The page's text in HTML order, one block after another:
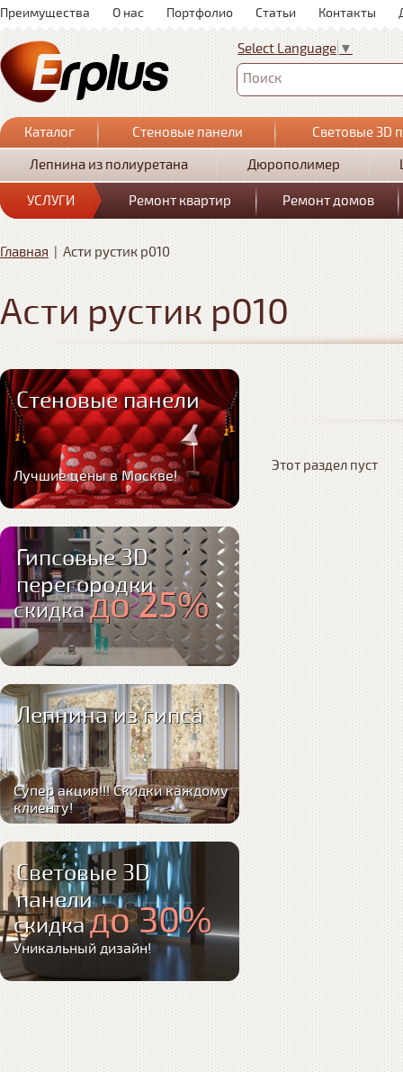
Преимущества О нас Портфолио Статьи Контакты
Select Language ▼
Поиск
Каталог Стеновые панели
Световые 3D
Лепнина из полиуретана
Дюрополимер
УСЛУГИ Ремонт квартир Ремонт домов
Главная | Асти рустик р010
Асти рустик р010
Этот раздел пуст
Стеновые панели
Лучшие цены в Москве!
Гипсовые 3D
перегородки
скидкадо 25%
Лепнина из гипса
Супер акция!!! Скидки каждому
клиенту!
Световые 3D
панели
скидкадо 30%
Уникальный дизайн!